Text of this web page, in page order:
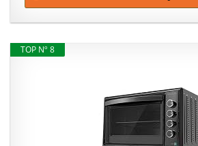
TOP Nº 8